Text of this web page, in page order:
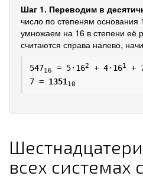
Шаг 1. Переводим в
число по степеням
умножаем на 16 в степени её
считаются справа налево,
54716 = 5·162 + 4·161 +
7 = 1351 10
всех системах